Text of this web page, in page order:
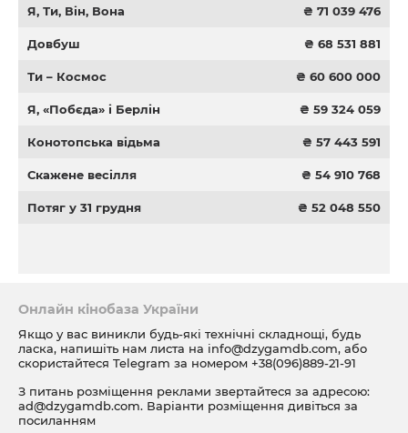
Я, Ти, Він, Вона ₴ 71 039 476
Довбуш ₴ 68 531 881
Ти – Космос ₴ 60 600 000
Я, «Побєда» і Берлін ₴ 59 324 059
Конотопська відьма ₴ 57 443 591
Скажене весілля ₴ 54 910 768
Потяг у 31 грудня ₴ 52 048 550
Онлайн кінобаза України
Якщо у вас виникли будь-які технічні складнощі, будь
ласка, напишіть нам листа на info@dzygamdb.com, або
скористайтеся Telegram за номером +38(096)889-21-91
З питань розміщення реклами звертайтеся за адресою:
ad@dzygamdb.com. Варіанти розміщення дивіться за
посиланням